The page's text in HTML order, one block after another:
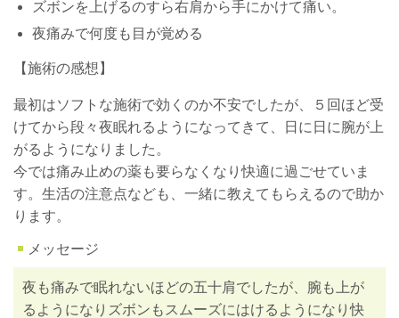
ズボンを上げるのすら右肩から手にかけて痛い。
夜痛みで何度も目が覚める
【施術の感想】
最初はソフトな施術で効くのか不安でしたが、５回ほど受
けてから段々夜眠れるようになってきて、日に日に腕が上
がるようになりました。
今では痛み止めの薬も要らなくなり快適に過ごせていま
す。生活の注意点なども、一緒に教えてもらえるので助か
ります。
メッセージ
夜も痛みで眠れないほどの五十肩でしたが、腕も上が
るようになりズボンもスムーズにはけるようになり快